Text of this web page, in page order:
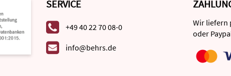
SERVICE
+49 40 22 70 08-0
info@behrs.de
Wir liefern
oder